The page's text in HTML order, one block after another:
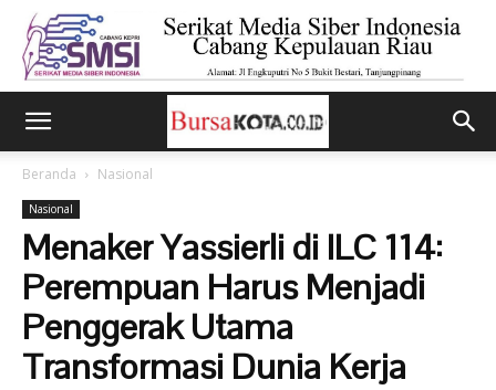
Beranda Nasional
Nasional
Menaker Yassierli di ILC 114:
Perempuan Harus Menjadi
Penggerak Utama
Transformasi Dunia Kerja